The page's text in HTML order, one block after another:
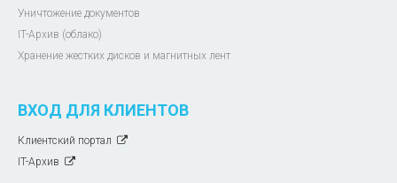
Уничтожение документов
IT-Архив (облако)
Хранение жестких дисков и магнитных лент
ВХОД ДЛЯ КЛИЕНТОВ
Клиентский портал
IT-Архив